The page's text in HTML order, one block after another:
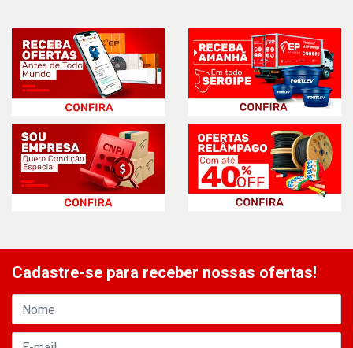
Cadastre-se para receber nossas ofertas!